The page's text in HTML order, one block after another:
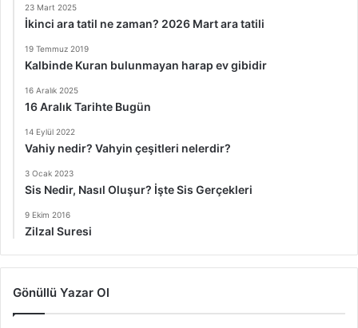
23 Mart 2025
İkinci ara tatil ne zaman? 2026 Mart ara tatili
19 Temmuz 2019
Kalbinde Kuran bulunmayan harap ev gibidir
16 Aralık 2025
16 Aralık Tarihte Bugün
14 Eylül 2022
Vahiy nedir? Vahyin çeşitleri nelerdir?
3 Ocak 2023
Sis Nedir, Nasıl Oluşur? İşte Sis Gerçekleri
9 Ekim 2016
Zilzal Suresi
Gönüllü Yazar Ol